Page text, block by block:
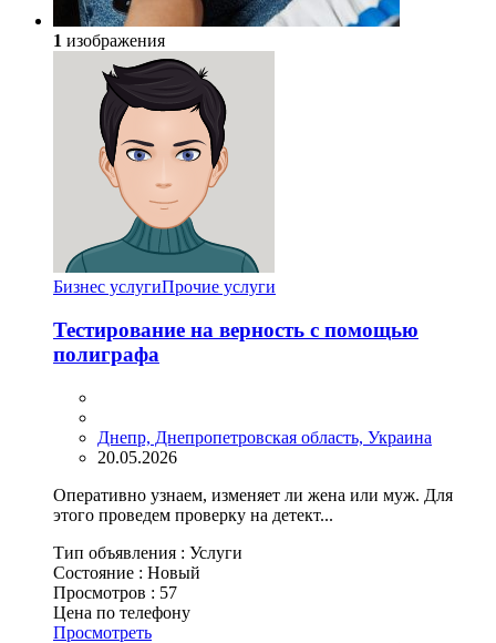
1 изображения
Бизнес услугиПрочие услуги
Тестирование на верность с помощью
полиграфа
Днепр, Днепропетровская область, Украина
20.05.2026
Оперативно узнаем, изменяет ли жена или муж. Для
этого проведем проверку на детект...
Тип объявления : Услуги
Состояние : Новый
Просмотров : 57
Цена по телефону
Просмотреть